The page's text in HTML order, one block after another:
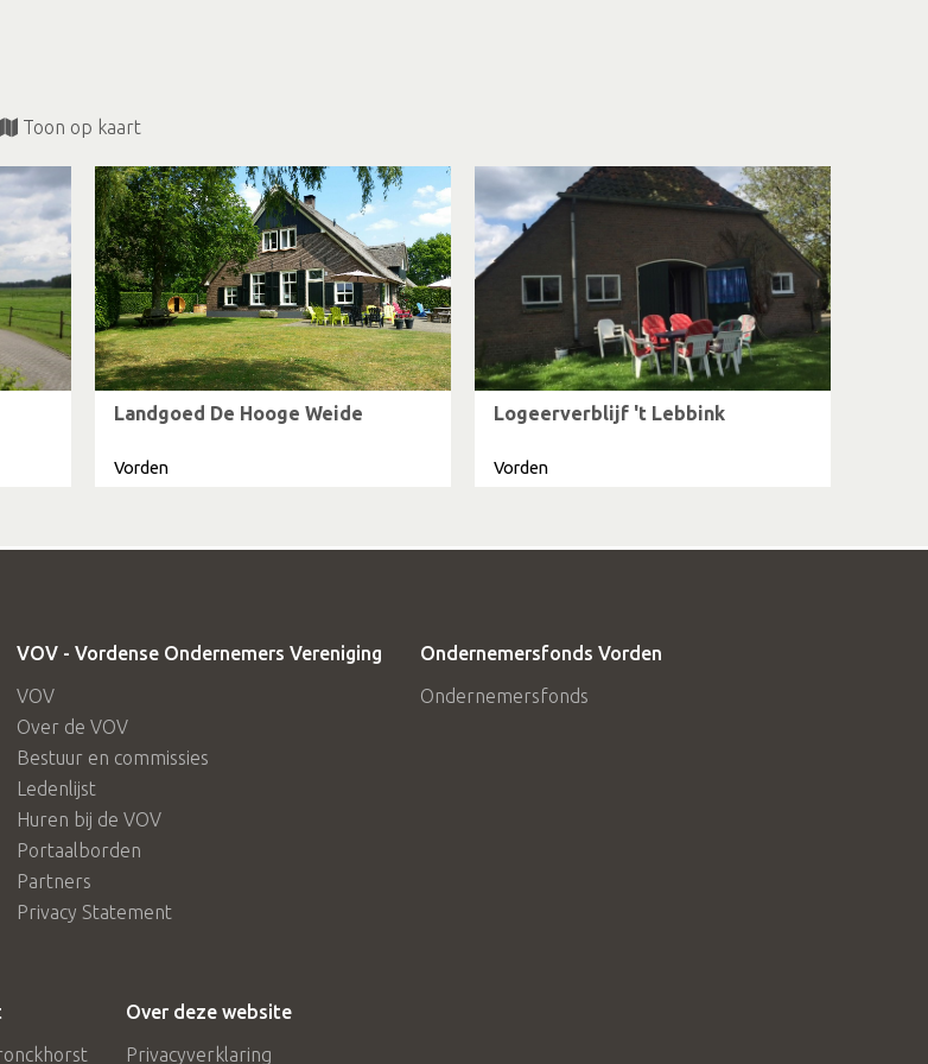
Toon op kaart
Landgoed De Hooge Weide
Vorden
Logeerverblijf 't Lebbink
Vorden
VOV - Vordense Ondernemers Vereniging
VOV
Over de VOV
Bestuur en commissies
Ledenlijst
Huren bij de VOV
Portaalborden
Partners
Privacy Statement
Ondernemersfonds Vorden
Ondernemersfonds
Over deze website
Privacyverklaring